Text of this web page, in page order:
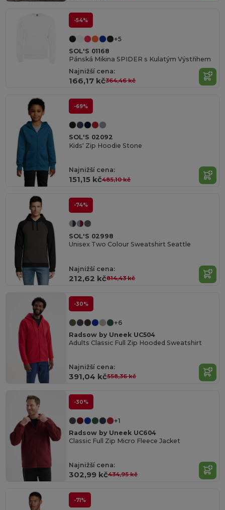
-54%
+5
SOL'S 01168
Pánská Mikina SPIDER s Kulatým Výstřihem
Najnižší cena:
166,17 kč364,46 kč
-69%
SOL'S 02092
Kids' Zip Hoodie Stone
Najnižší cena:
151,15 kč485,10 kč
-74%
SOL'S 02998
Unisex Two Colour Sweatshirt Seattle
Najnižší cena:
212,62 kč814,43 kč
-30%
+6
Radsow by Uneek UC504
Adults Classic Full Zip Hooded Sweatshirt
Najnižší cena:
391,04 kč558,36 kč
-30%
+1
Radsow by Uneek UC604
Classic Full Zip Micro Fleece Jacket
Najnižší cena:
302,99 kč434,95 kč
-71%